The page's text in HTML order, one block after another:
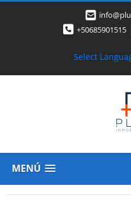
+50685901515
Select
MENÚ